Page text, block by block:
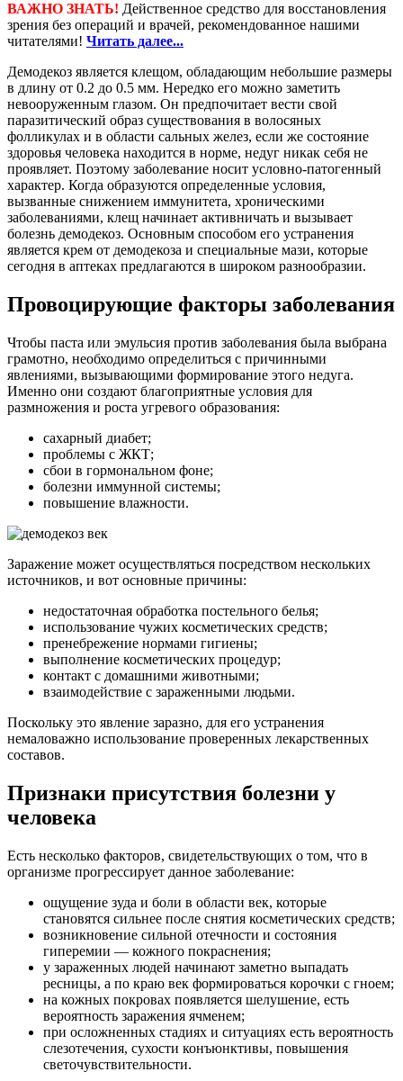
ВАЖНО ЗНАТЬ! Действенное средство для восстановления
зрения без операций и врачей, рекомендованное нашими
читателями! Читать далее...
Демодекоз является клещом, обладающим небольшие размеры
в длину от 0.2 до 0.5 мм. Нередко его можно заметить
невооруженным глазом. Он предпочитает вести свой
паразитический образ существования в волосяных
фолликулах и в области сальных желез, если же состояние
здоровья человека находится в норме, недуг никак себя не
проявляет. Поэтому заболевание носит условно-патогенный
характер. Когда образуются определенные условия,
вызванные снижением иммунитета, хроническими
заболеваниями, клещ начинает активничать и вызывает
болезнь демодекоз. Основным способом его устранения
является крем от демодекоза и специальные мази, которые
сегодня в аптеках предлагаются в широком разнообразии.
Провоцирующие факторы заболевания
Чтобы паста или эмульсия против заболевания была выбрана
грамотно, необходимо определиться с причинными
явлениями, вызывающими формирование этого недуга.
Именно они создают благоприятные условия для
размножения и роста угревого образования:
сахарный диабет;
проблемы с ЖКТ;
сбои в гормональном фоне;
болезни иммунной системы;
повышение влажности.
Заражение может осуществляться посредством нескольких
источников, и вот основные причины:
недостаточная обработка постельного белья;
использование чужих косметических средств;
пренебрежение нормами гигиены;
выполнение косметических процедур;
контакт с домашними животными;
взаимодействие с зараженными людьми.
Поскольку это явление заразно, для его устранения
немаловажно использование проверенных лекарственных
составов.
Признаки присутствия болезни у
человека
Есть несколько факторов, свидетельствующих о том, что в
организме прогрессирует данное заболевание:
ощущение зуда и боли в области век, которые
становятся сильнее после снятия косметических средств;
возникновение сильной отечности и состояния
гиперемии — кожного покраснения;
у зараженных людей начинают заметно выпадать
ресницы, а по краю век формироваться корочки с гноем;
на кожных покровах появляется шелушение, есть
вероятность заражения ячменем;
при осложненных стадиях и ситуациях есть вероятность
слезотечения, сухости конъюнктивы, повышения
светочувствительности.